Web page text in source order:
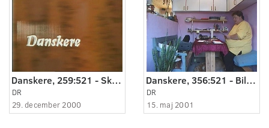
Danskere, 259:521 - Skænderi for åben skærm.
DR
29. december 2000
Danskere, 356:521 - Billigere el til "højere" priser.
DR
15. maj 2001